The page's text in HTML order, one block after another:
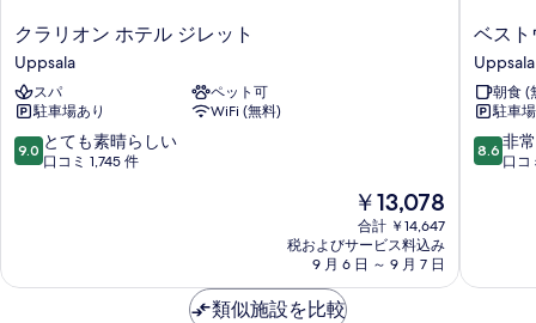
ク
ラ
リ
オ
ン
ホ
テ
Uppsala
クラリオン ホテル ジレット
Uppsala
スパ
ペット可
駐車場あり
WiFi (無料)
10
段
も
9.0 とても素晴らしい
口コミ 1,745 件
現
在
の
料
金
￥13,078
合計 ￥14,647
税およびサービス料込み
9 月 6 日 ～ 9 月 7 日
ベ
ス
ト
ウ
ェ
ス
タ
ヴ
ベスト
Uppsala
朝食 (
駐車
10
段
に
8.6 非
口コ
類似施設を比較